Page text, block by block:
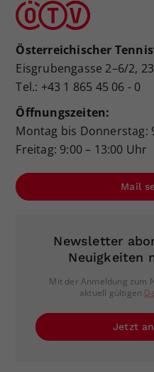
Österreichischer
Eisgrubengasse 2–6/2,
Tel.: +43 1 865 45 06 - 0
Öffnungszeiten:
Montag bis Donnerstag:
Freitag: 9:00 – 13:00 Uhr
Mail
Newsletter
Neuigkeiten
Mit der Anmeldung zum
aktuell gültigen
Jetzt